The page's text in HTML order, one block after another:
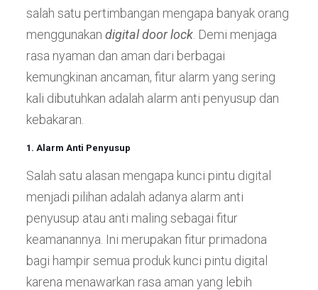
salah satu pertimbangan mengapa banyak orang
menggunakan digital door lock. Demi menjaga
rasa nyaman dan aman dari berbagai
kemungkinan ancaman, fitur alarm yang sering
kali dibutuhkan adalah alarm anti penyusup dan
kebakaran.
1. Alarm Anti Penyusup
Salah satu alasan mengapa kunci pintu digital
menjadi pilihan adalah adanya alarm anti
penyusup atau anti maling sebagai fitur
keamanannya. Ini merupakan fitur primadona
bagi hampir semua produk kunci pintu digital
karena menawarkan rasa aman yang lebih